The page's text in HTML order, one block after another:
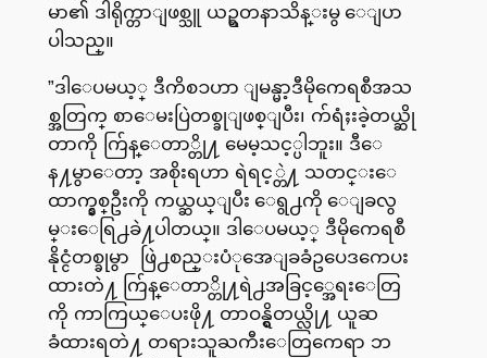
မာ၏ ဒါရိုက္တာျဖစ္သူ ယဥ္ရတနာသိန္းမွ ေျပာ
ပါသည္။
”ဒါေပမယ့္ ဒီကိစၥဟာ ျမန္မာ့ဒီမိုကေရစီအသ
စ္အတြက္ စာေမးပြဲတစ္ခုျဖစ္ျပီး၊ က်ရံႈးခဲ့တယ္ဆို
တာကို က်ြန္ေတာ္တို႔ မေမ့သင့္ပါဘူး။ ဒီေ
န႔မွာေတာ့ အစိုးရဟာ ရဲရင့္တဲ႔ သတင္းေ
ထာက္နွစ္ဦးကို ကယ္ဆယ္ျပီး ေရွ႕ကို ေျခလွ
မ္းေရြ႕ခဲ႔ပါတယ္။ ဒါေပမယ့္ ဒီမိုကေရစီ
နိုင္ငံတစ္ခုမွာ ဖြဲ႕စည္းပံုအေျခခံဥပေဒကေပး
ထားတဲ႔ က်ြန္ေတာ္တို႔ရဲ႕အခြင့္အေရးေတြ
ကို ကာကြယ္ေပးဖို႔ တာဝန္ရွိတယ္လို႔ ယူဆ
ခံထားရတဲ႔ တရားသူႀကီးေတြကေရာ ဘ